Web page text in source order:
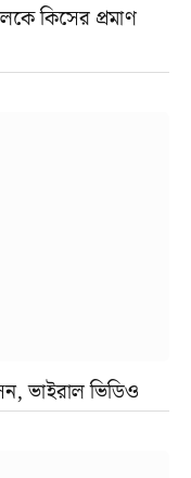
কিসের প্রমাণ
ভাইরাল ভিডিও